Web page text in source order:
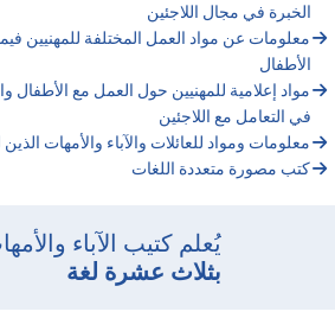
الخبرة في مجال اللاجئين
معلومات عن مواد العمل المختلفة للمهنيين
الأطفال
مواد إعلامية للمهنيين حول العمل مع الأطفال
في التعامل مع اللاجئين
معلومات ومواد للعائلات والآباء والأمهات
كتب مصورة متعددة اللغات
يُعلم كتيب الآباء
بثلاث عشرة لغة